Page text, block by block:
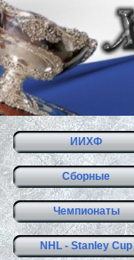
ИИХФ
Сборные
Чемпионаты
NHL - Stanley Cup